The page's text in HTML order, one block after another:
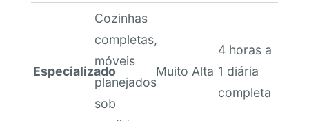
Especializado
Cozinhas
completas,
móveis
planejados
sob
Muito Alta
4 horas a
1 diária
completa